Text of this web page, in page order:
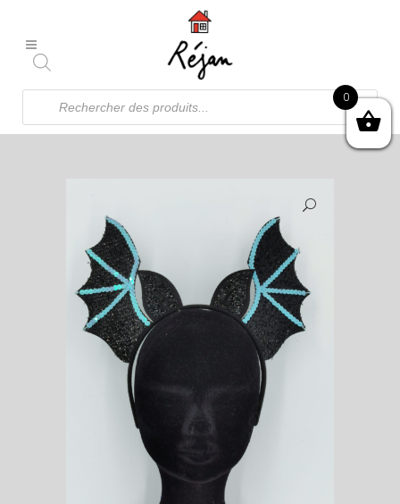
Recherche
produits
0